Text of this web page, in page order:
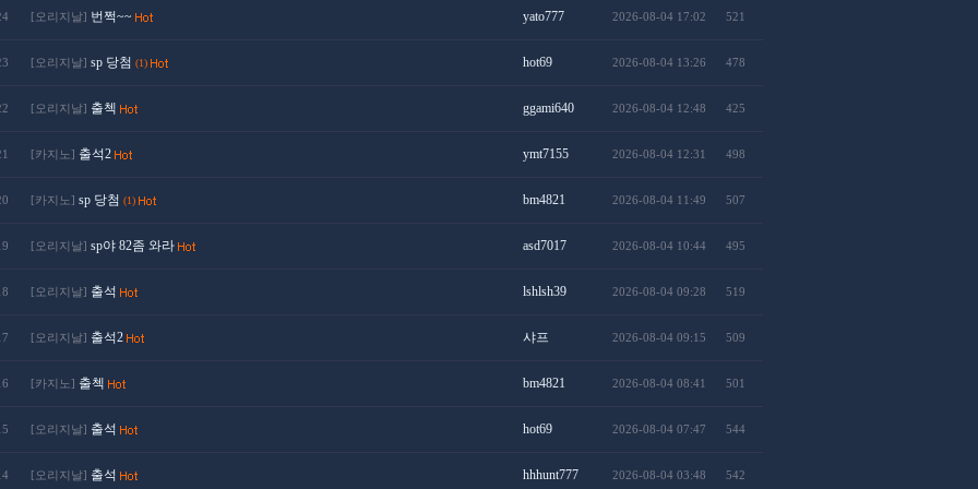
[오리지날] 번쩍~~ yato777 2026-08-04 17:02 521
[오리지날] sp 당첨 (1) hot69 2026-08-04 13:26 478
[오리지날] 출첵 ggami640 2026-08-04 12:48 425
[카지노] 출석2 ymt7155 2026-08-04 12:31 498
[카지노] sp 당첨 (1) bm4821 2026-08-04 11:49 507
[오리지날] sp야 82좀 와라 asd7017 2026-08-04 10:44 495
[오리지날] 출석 lshlsh39 2026-08-04 09:28 519
[오리지날] 출석2 샤프 2026-08-04 09:15 509
[카지노] 출첵 bm4821 2026-08-04 08:41 501
[오리지날] 출석 hot69 2026-08-04 07:47 544
[오리지날] 출석 hhhunt777 2026-08-04 03:48 542